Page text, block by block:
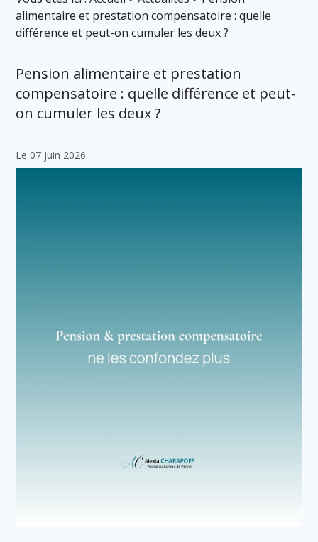
alimentaire et prestation compensatoire : quelle
différence et peut-on cumuler les deux ?
Pension alimentaire et prestation
compensatoire : quelle différence et peut-
on cumuler les deux ?
Le 07 juin 2026